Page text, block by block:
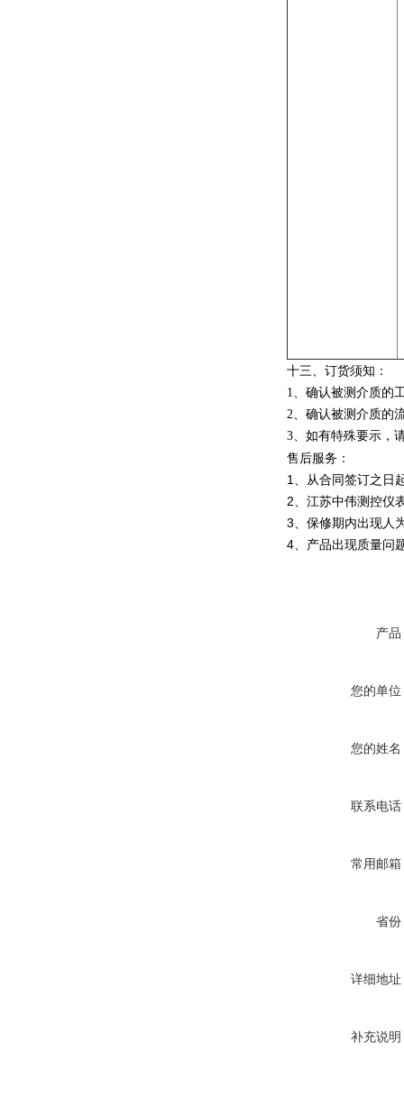
十三、 订货须知：
1、确认被测介质的
2、确认被测介质的
3、如有特殊要示，
售后服务：
1、从合同签订之日
2、江苏中伟测控仪
3、保修期内出现人
4、产品出现质量问
产品
您的单位
您的姓名
联系电话
常用邮箱
省份
详细地址
补充说明